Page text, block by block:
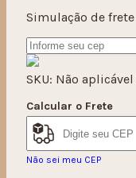
Simulação de frete
SKU: Não aplicável
Calcular o Frete
Não sei meu CEP